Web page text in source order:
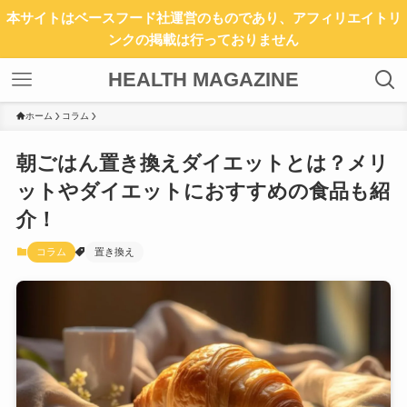
本サイトはベースフード社運営のものであり、アフィリエイトリ
ンクの掲載は行っておりません
HEALTH MAGAZINE
ホーム コラム
朝ごはん置き換えダイエットとは？メリ
ットやダイエットにおすすめの食品も紹
介！
コラム 置き換え